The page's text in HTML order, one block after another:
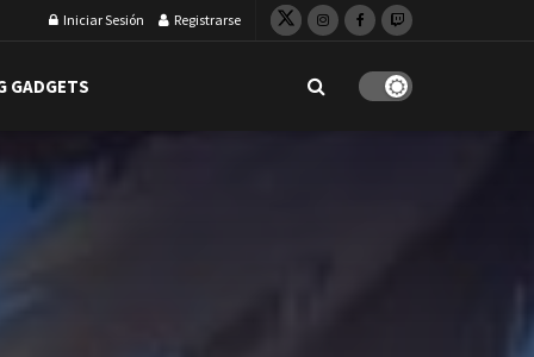
Iniciar Sesión Registrarse
GADGETS